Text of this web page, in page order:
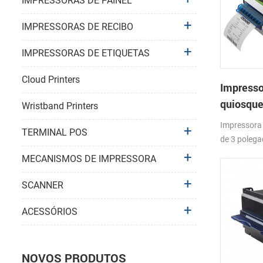
802 de
cortador
de 3
de papel
espessura
papel
para
IMPRESSORAS DE RECIBO
IMPRESSORAS DE ETIQUETAS
Cloud Printers
Wristband Printers
TERMINAL POS
MECANISMOS DE IMPRESSORA
SCANNER
ACESSÓRIOS
NOVOS PRODUTOS